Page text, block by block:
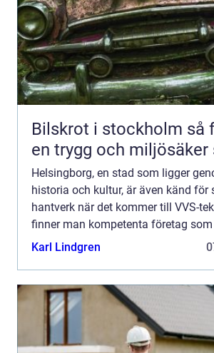
Bilskrot i stockholm så fungerar
en trygg och miljösäker
Helsingborg, en stad som ligger
historia och kultur, är även känd för
hantverk när det kommer till VVS-
finner man kompetenta företag som
rad tjän...
Karl Lindgren